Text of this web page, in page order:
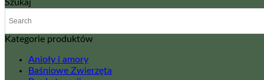
Szukaj
Kategorie produktów
Anioły i amory
Baśniowe Zwierzęta